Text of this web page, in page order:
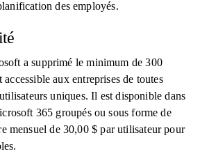
des employés.
a supprimé le minimum de 300
aux entreprises de toutes
uniques. Il est disponible dans
365 groupés ou sous forme de
mensuel de 30,00 $ par utilisateur pour